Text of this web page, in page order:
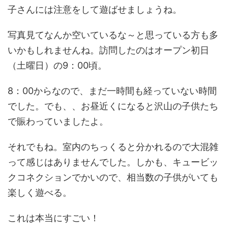
子さんには注意をして遊ばせましょうね。
写真見てなんか空いているな～と思っている方も多
いかもしれませんね。訪問したのはオープン初日
（土曜日）の9：00頃。
8：00からなので、まだ一時間も経っていない時間
でした。でも、、お昼近くになると沢山の子供たち
で賑わっていましたよ。
それでもね。室内のちっくると分かれるので大混雑
って感じはありませんでした。しかも、キュービッ
クコネクションでかいので、相当数の子供がいても
楽しく遊べる。
これは本当にすごい！